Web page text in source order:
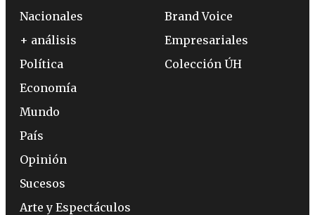
Nacionales
+ análisis
Política
Economía
Mundo
País
Opinión
Sucesos
Arte y Espectáculos
Brand Voice
Empresariales
Colección ÚH